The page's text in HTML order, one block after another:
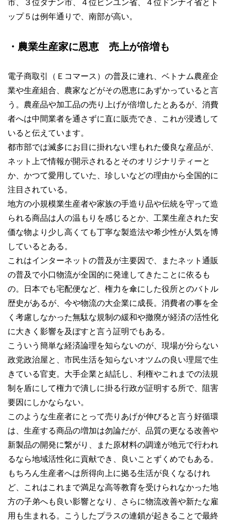
市、３位ダナン市、４位ビンユン省、４位ドンナイ省とト
ップ５は例年通りで、南部が高い。
・農業生産家に恩恵 売上が倍増も
電子商取引（Ｅコマース）の普及に連れ、ベトナム農産企
業や生産組合、農家などがその恩恵にあずかっていると言
う。農産品や加工品の売り上げが倍増したとあるが、消費
者へは中間業者を通さずに直に販売でき、これが浸透して
いると伝えています。
都市部では滅多にお目に掛れない埋もれた優良な産品が、
ネット上で情報が開示されるとそのオリジナリティーと
か、かつて愛用していた、珍しいなどの理由から全国的に
注目されている。
地方の小規模業生産者や家族の手造り品や伝統を守って造
られる商品は人の温もりを感じるとか、工業生産された安
価な物より少し高くても丁寧な製造法や希少性が人気を博
しているとある。
これはインターネットの普及が主要因で、またネット通販
の普及で小口物流が全国的に発達してきたことに依るも
の。日本でも宅配便など、権力を傘にした役所とのバトル
歴史があるが、今や物流の大企業に成長。消費者の事を全
く考慮しなかった無駄な規制の緩和や撤廃が経済の活性化
に大きく影響を及ぼすと言う証明でもある。
こういう簡単な経済論理を知らないのが、現場が分らない
政党政治屋と、市民生活を知らないオツムの良い理屈で生
きている官吏。大手企業と結託し、利権やこれまでの法規
制を盾にして権力で潰しに掛る行政が証明する所で、阻害
要因にしかならない。
このような生産者にとって売りあげが伸びると言う好循環
は、生産する商品の増加は勿論だが、品質の更なる改善や
新製品の開発に繋がり、また原材料の調達が地元で行われ
るなら地域活性化に貢献でき、良いことずくめでもある。
もちろん生産者へは所得向上に拠る生活が良くなるけれ
ど、これはこれまで満足な高等教育を受けられなかった地
方の子弟へも良い影響となり、さらに物流改善や新たな雇
用も生まれる。こうしたプラスの連鎖が起きることで最終